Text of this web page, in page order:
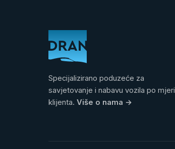
Specijalizirano poduzeće za
savjetovanje i nabavu vozila po mjeri
klijenta. Više o nama →